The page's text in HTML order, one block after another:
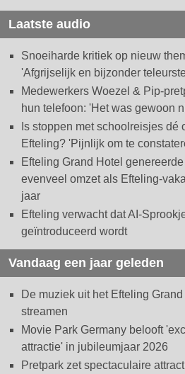
Laatste audio
Snoeiharde kritiek op nieuw
'Afgrijselijk en bijzonder
Medewerkers Woezel & Pip-
hun telefoon: 'Het was gewoon
Is stoppen met schoolreisjes dé
Efteling? 'Pijnlijk om te
Efteling Grand Hotel
evenveel omzet als Efteling-
jaar
Efteling verwacht dat AI-
geïntroduceerd wordt
Vandaag een jaar geleden
De muziek uit het Efteling
streamen
Movie Park Germany belooft
attractie' in jubileumjaar 2026
Pretpark zet spectaculaire